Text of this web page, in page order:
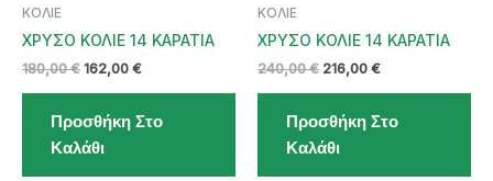
ΚΟΛΙΕ
ΧΡΥΣΟ ΚΟΛΙΕ 14 ΚΑΡΑΤΙΑ
180,00€ Original
180,00 €.
162,00 €Η
είναι:
Προσθήκη Στο
Καλάθι
ΚΟΛΙΕ
ΧΡΥΣΟ ΚΟΛΙΕ 14 ΚΑΡΑΤΙΑ
240,00€ Original
240,00 €.
216,00 €Η
είναι:
Προσθήκη Στο
Καλάθι